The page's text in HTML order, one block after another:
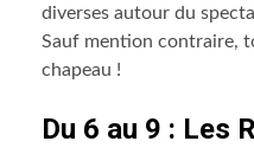
diverses autour du
Sauf mention contraire,
chapeau !
Du 6 au 9 : Les